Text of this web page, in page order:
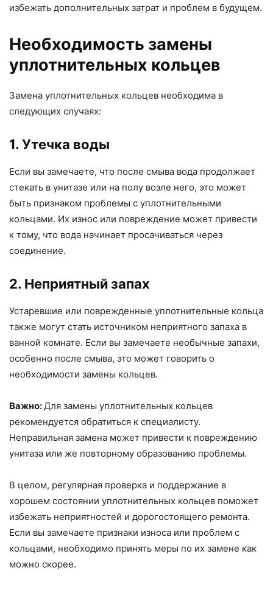
избежать дополнительных затрат и проблем в будущем.
Необходимость замены
уплотнительных кольцев
Замена уплотнительных кольцев необходима в
следующих случаях:
1. Утечка воды
Если вы замечаете, что после смыва вода продолжает
стекать в унитазе или на полу возле него, это может
быть признаком проблемы с уплотнительными
кольцами. Их износ или повреждение может привести
к тому, что вода начинает просачиваться через
соединение.
2. Неприятный запах
Устаревшие или поврежденные уплотнительные кольца
также могут стать источником неприятного запаха в
ванной комнате. Если вы замечаете необычные запахи,
особенно после смыва, это может говорить о
необходимости замены кольцев.
Важно:Для замены уплотнительных кольцев
рекомендуется обратиться к специалисту.
Неправильная замена может привести к повреждению
унитаза или же повторному образованию проблемы.
В целом, регулярная проверка и поддержание в
хорошем состоянии уплотнительных кольцев поможет
избежать неприятностей и дорогостоящего ремонта.
Если вы замечаете признаки износа или проблем с
кольцами, необходимо принять меры по их замене как
можно скорее.